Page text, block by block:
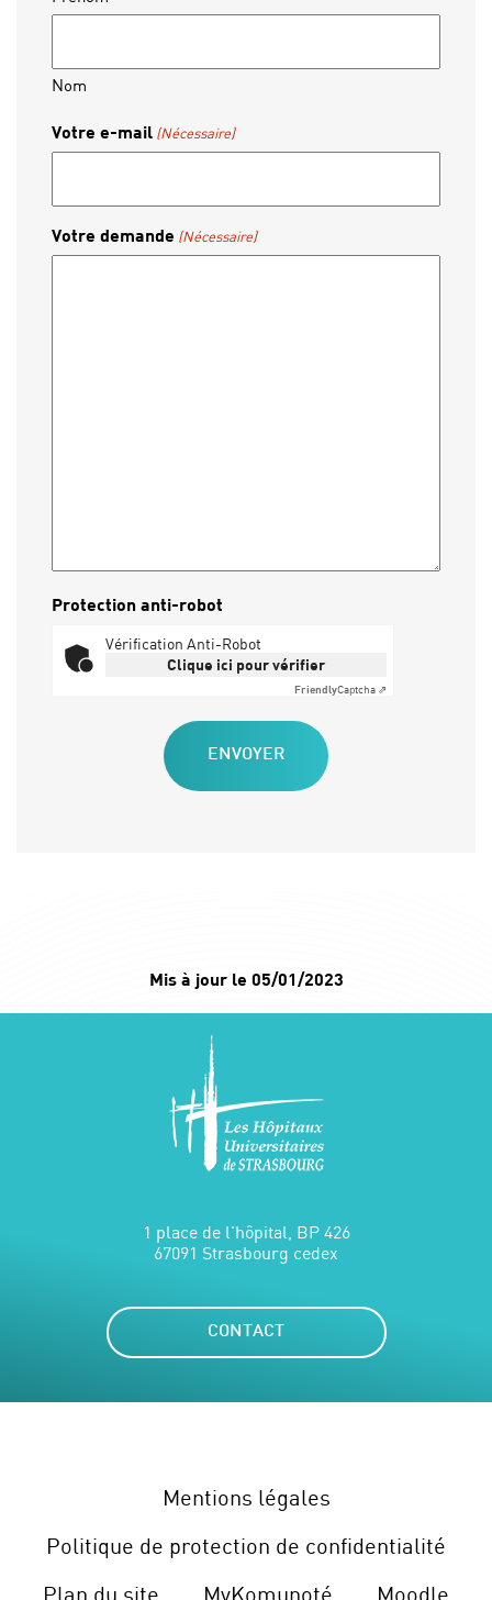
Nom
Votre e-mail (Nécessaire)
Votre demande (Nécessaire)
Protection anti-robot
Vérification Anti-Robot
Clique ici pour vérifier
FriendlyCaptcha ⇗
Mis à jour le 05/01/2023
1 place de l'hôpital, BP 426
67091 Strasbourg cedex
CONTACT
Mentions légales
Politique de protection de confidentialité
Plan du site
MyKomunoté Moodle